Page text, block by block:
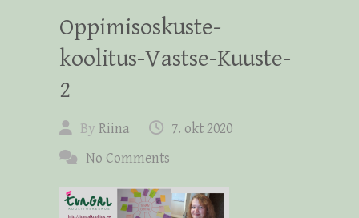
Oppimisoskuste-
koolitus-Vastse-Kuuste-
2
By Riina
7. okt 2020
No Comments